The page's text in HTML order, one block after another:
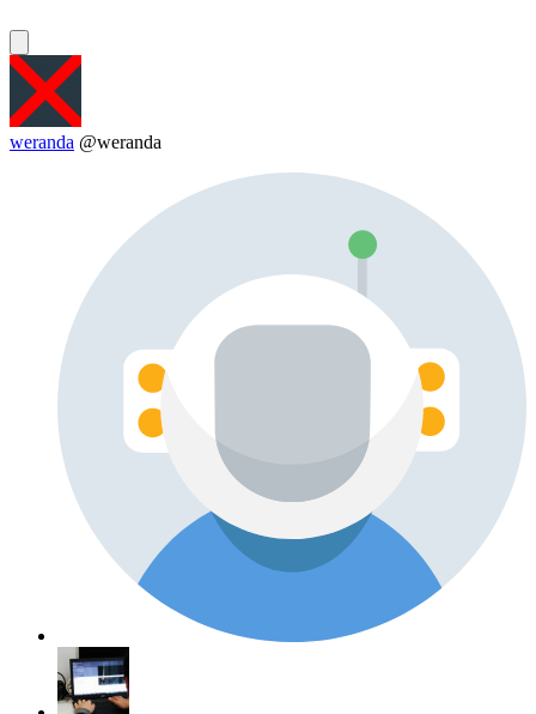
weranda @weranda